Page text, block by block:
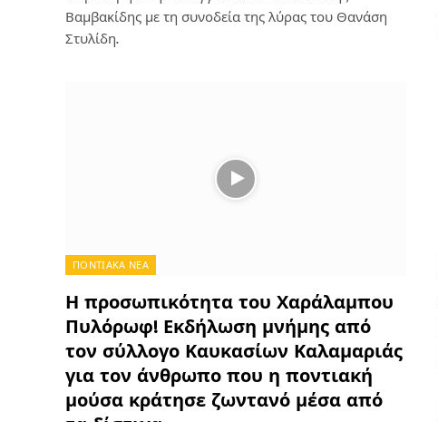
Βαμβακίδης με τη συνοδεία της λύρας του Θανάση
Στυλίδη.
ΠΟΝΤΙΑΚΑ ΝΕΑ
Η προσωπικότητα του Χαράλαμπου
Πυλόρωφ! Εκδήλωση μνήμης από
τον σύλλογο Καυκασίων Καλαμαριάς
για τον άνθρωπο που η ποντιακή
μούσα κράτησε ζωντανό μέσα από